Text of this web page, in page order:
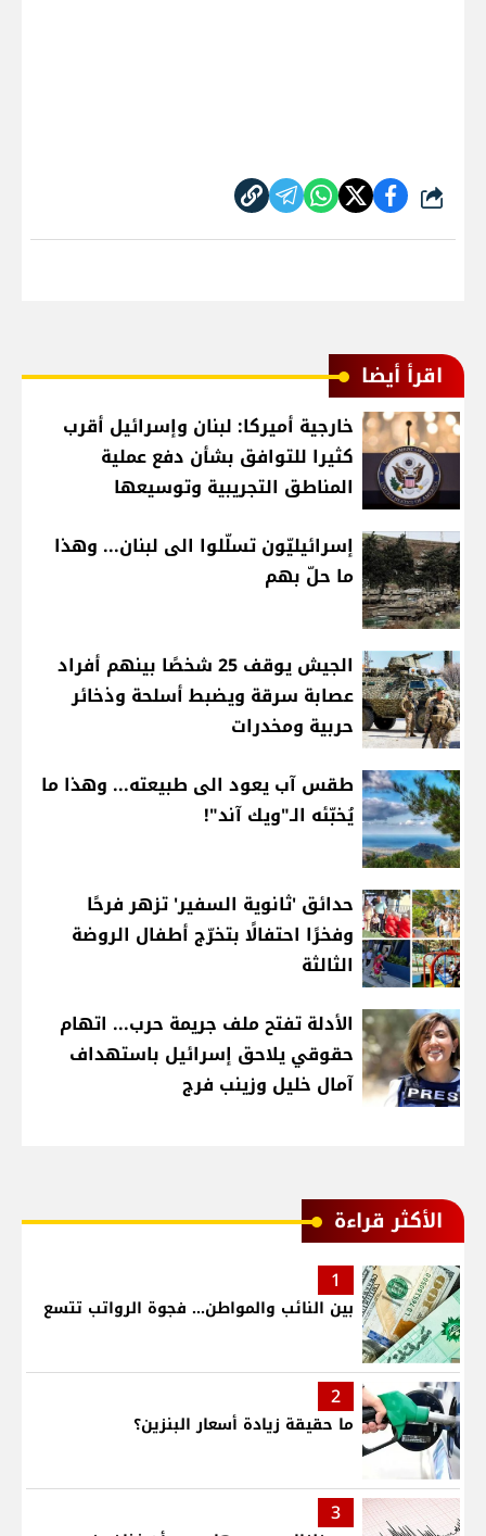
شارك
اقرأ أيضا
خارجية أميركا: لبنان وإسرائيل أقرب
كثيرا للتوافق بشأن دفع عملية
المناطق التجريبية وتوسيعها
إسرائيليّون تسلّلوا الى لبنان... وهذا
ما حلّ بهم
الجيش يوقف 25 شخصًا بينهم أفراد
عصابة سرقة ويضبط أسلحة وذخائر
حربية ومخدرات
طقس آب يعود الى طبيعته... وهذا ما
يُخبّئه الـ"ويك آند"!
حدائق 'ثانوية السفير' تزهر فرحًا
وفخرًا احتفالًا بتخرّج أطفال الروضة
الثالثة
الأدلة تفتح ملف جريمة حرب... اتهام
حقوقي يلاحق إسرائيل باستهداف
آمال خليل وزينب فرج
الأكثر قراءة
1
بين النائب والمواطن... فجوة الرواتب تتسع
2
ما حقيقة زيادة أسعار البنزين؟
3